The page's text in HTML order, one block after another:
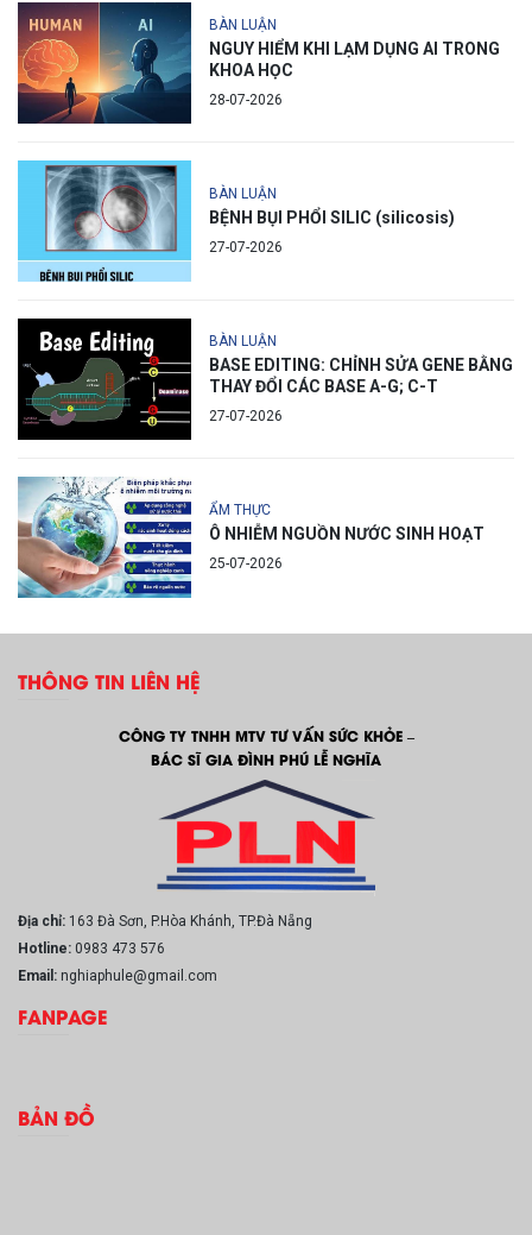
BÀN LUẬN
NGUY HIỂM KHI LẠM DỤNG AI TRONG
KHOA HỌC
28-07-2026
BÀN LUẬN
BỆNH BỤI PHỔI SILIC (silicosis)
27-07-2026
BÀN LUẬN
BASE EDITING: CHỈNH SỬA GENE BẰNG
THAY ĐỔI CÁC BASE A-G; C-T
27-07-2026
ẨM THỰC
Ô NHIỄM NGUỒN NƯỚC SINH HOẠT
25-07-2026
THÔNG TIN LIÊN HỆ
CÔNG TY TNHH MTV TƯ VẤN SỨC KHỎE –
BÁC SĨ GIA ĐÌNH PHÚ LỄ NGHĨA
Địa chỉ: 163 Đà Sơn, P.Hòa Khánh, TP.Đà Nẵng
Hotline: 0983 473 576
Email: nghiaphule@gmail.com
FANPAGE
BẢN ĐỒ